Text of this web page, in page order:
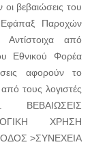
βεβαιώσεις του
Εφάπαξ Παροχών
από
Εθνικού Φορέα
αφορούν το
τους λογιστές
ΒΕΒΑΙΩΣΕΙΣ
ΧΡΗΣΗ
>ΣΥΝΕΧΕΙΑ